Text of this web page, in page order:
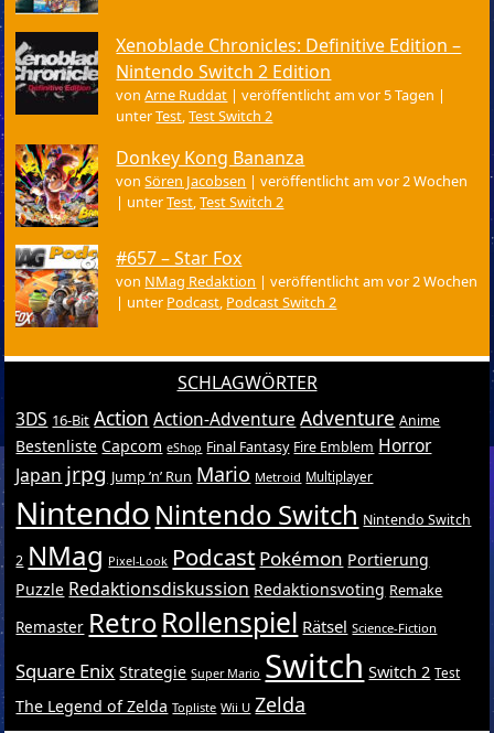
Xenoblade Chronicles: Definitive Edition –
Nintendo Switch 2 Edition
vonArne Ruddat |veröffentlicht am vor 5 Tagen |
unterTest,Test Switch 2
Donkey Kong Bananza
vonSören Jacobsen |veröffentlicht am vor 2 Wochen
| unterTest,Test Switch 2
#657 – Star Fox
von NMag Redaktion |veröffentlicht am vor 2 Wochen
| unter Podcast, Podcast Switch 2
SCHLAGWÖRTER
3DS 16-Bit Action Action-Adventure Adventure Anime
Bestenliste Capcom eShop Final Fantasy Fire Emblem Horror
Japan jrpg Jump ’n’ Run Mario Metroid Multiplayer
Nintendo Nintendo Switch Nintendo Switch
2 NMag Pixel-Look Podcast Pokémon Portierung
Puzzle Redaktionsdiskussion Redaktionsvoting Remake
Remaster RetroRollenspiel Rätsel Science-Fiction
Square Enix Strategie Super Mario Switch Switch 2 Test
The Legend of Zelda Topliste Wii U Zelda